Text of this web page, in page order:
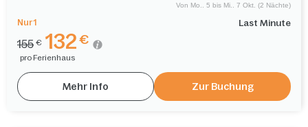
Nur 1 Last Minute
Von Mo.. 5 bis Mi.. 7 Okt. (2 Nächte)
155 € 132 €
pro Ferienhaus
Mehr Info Zur Buchung